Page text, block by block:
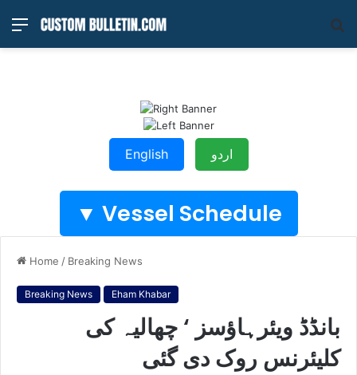
Menu
English اردو
Vessel Schedule ▼
Home / Breaking News
Breaking News Eham Khabar
بانڈڈ ویئرہاﺅسز ‘ چھالیہ کی
کلیئرنس روک دی گئی